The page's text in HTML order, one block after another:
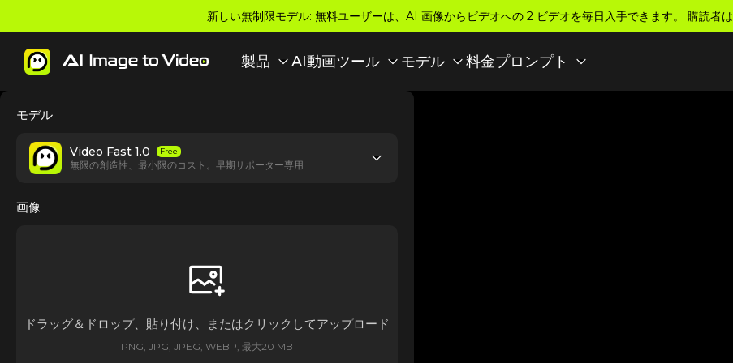
新しい無制限モデル: 無料ユーザーは、AI 画像からビデオへの 2 ビデオを毎日入手できます。 購読者は
製品 AI動画ツール モデル 料金プロンプト
モデル
Video Fast 1.0 Free
無限の創造性、最小限のコスト。早期サポーター専用
画像
ドラッグ＆ドロップ、貼り付け、またはクリックしてアップロード
PNG, JPG, JPEG, WEBP, 最大20 MB